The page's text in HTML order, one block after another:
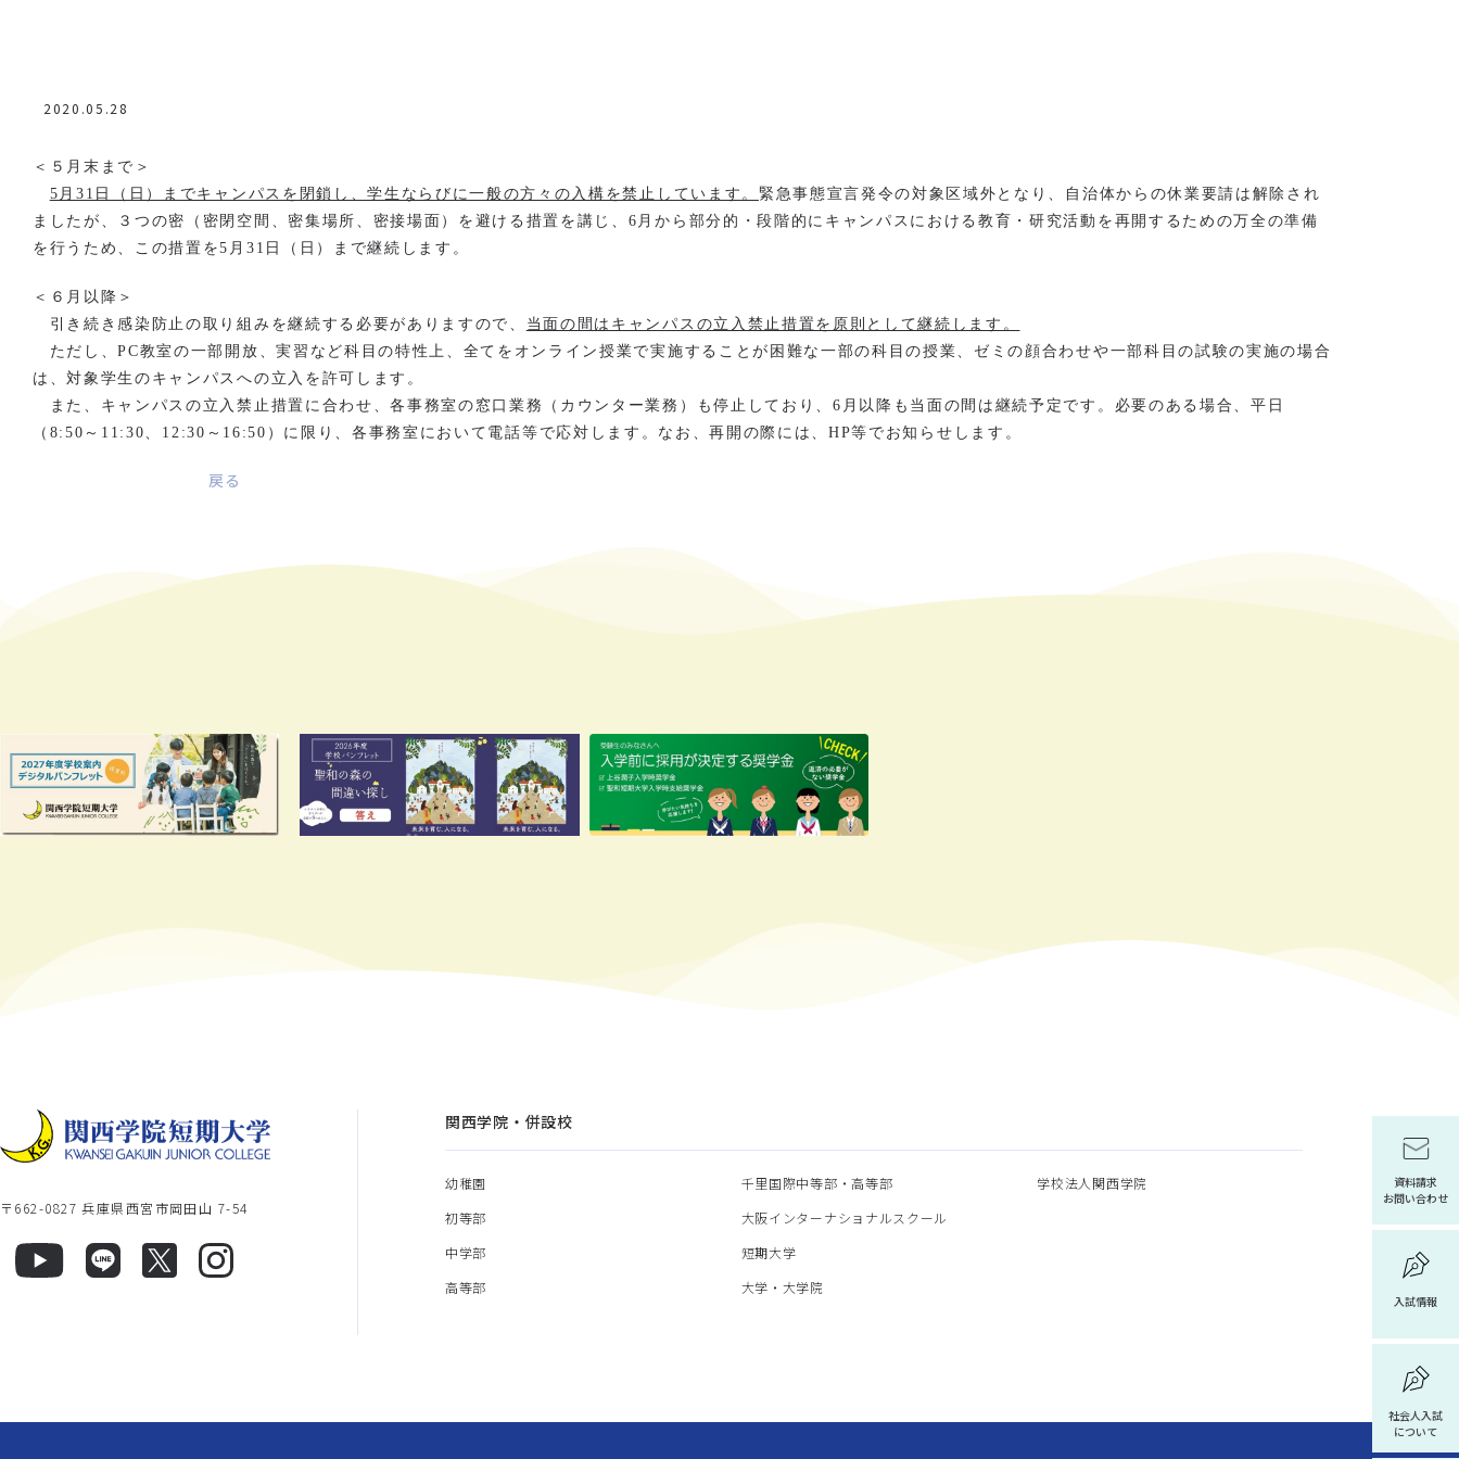
資料請求
お問い合わせ
入試情報
社会人入試
について
2020.05.28
＜５月末まで＞
5月31日（日）までキャンパスを閉鎖し、学生ならびに一般の方々の入構を禁止しています。 緊急事態宣言発令の対象区域外となり、自治体からの休業要請は解除され
ましたが、３つの密（密閉空間、密集場所、密接場面）を避ける措置を講じ、6月から部分的・段階的にキャンパスにおける教育・研究活動を再開するための万全の準備
を行うため、この措置を5月31日（日）まで継続します。
＜６月以降＞
引き続き感染防止の取り組みを継続する必要がありますので、 当面の間はキャンパスの立入禁止措置を原則として継続します。
ただし、PC教室の一部開放、実習など科目の特性上、全てをオンライン授業で実施することが困難な一部の科目の授業、ゼミの顔合わせや一部科目の試験の実施の場合
は、対象学生のキャンパスへの立入を許可します。
また、キャンパスの立入禁止措置に合わせ、各事務室の窓口業務（カウンター業務）も停止しており、6月以降も当面の間は継続予定です。必要のある場合、平日
（8:50～11:30、12:30～16:50）に限り、各事務室において電話等で応対します。なお、再開の際には、HP等でお知らせします。
戻る
〒662-0827 兵庫県西宮市岡田山 7-54
関西学院・併設校
幼稚園
初等部
中学部
高等部
千里国際中等部・高等部
大阪インターナショナルスクール
短期大学
大学・大学院
学校法人関西学院